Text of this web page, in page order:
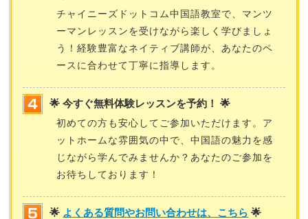
チャイニーズドットコム中国語教室で、マンツ
ーマンレッスンを受けながら楽しく学びましょ
う！経験豊富なネイティブ講師が、あなたのペ
ースに合わせて丁寧に指導します。
🌟 今すぐ無料体験レッスンを予約！ 🌟
初めての方も安心してご参加いただけます。ア
ットホームな雰囲気の中で、中国語の魅力を感
じながら学んでみませんか？あなたのご参加を
お待ちしております！
🌟 よくある質問やお問い合わせは、こちら 🌟